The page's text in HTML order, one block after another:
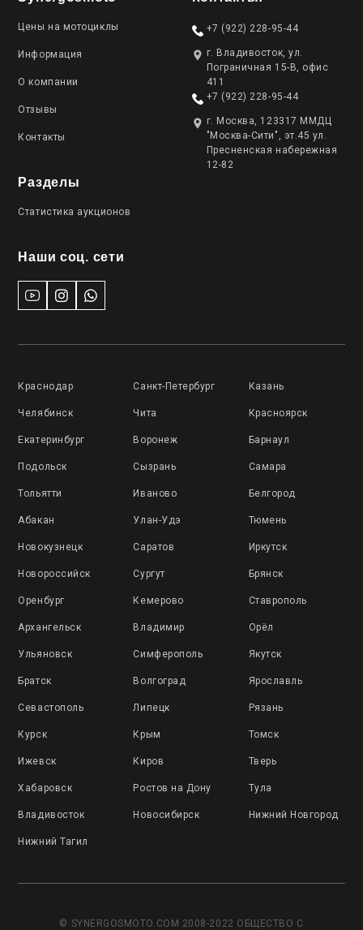
Цены на мотоциклы
Информация
О компании
Отзывы
Контакты
Разделы
Статистика аукционов
Наши соц. сети
+7 (922) 228-95-44
г. Владивосток, ул.
Пограничная 15-В, офис
411
+7 (922) 228-95-44
г. Москва, 123317 ММДЦ
"Москва-Сити", эт.45 ул.
Пресненская набережная
12-82
Краснодар Санкт-Петербург Казань
Челябинск Чита Красноярск
Екатеринбург Воронеж Барнаул
Подольск Сызрань Самара
Тольятти Иваново Белгород
Абакан Улан-Удэ Тюмень
Новокузнецк Саратов Иркутск
Новороссийск Сургут Брянск
Оренбург Кемерово Ставрополь
Архангельск Владимир Орёл
Ульяновск Симферополь Якутск
Братск Волгоград Ярославль
Севастополь Липецк Рязань
Курск Крым Томск
Ижевск Киров Тверь
Хабаровск Ростов на Дону Тула
Владивосток Новосибирск Нижний Новгород
Нижний Тагил
© SYNERGOSMOTO.COM 2008-2022 ОБЩЕСТВО С